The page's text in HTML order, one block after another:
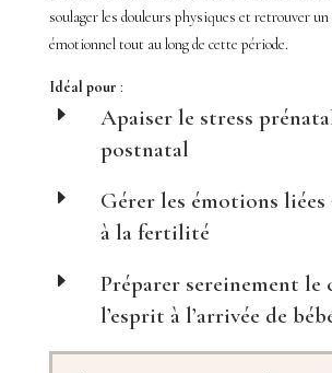
soulager les douleurs physiques et retrouver
émotionnel tout au long de cette période.
Idéal pour :
E
Apaiser le stress
postnatal
E
Gérer les émotions
à la fertilité
E
Préparer sereinement le
l’esprit à l’arrivée de